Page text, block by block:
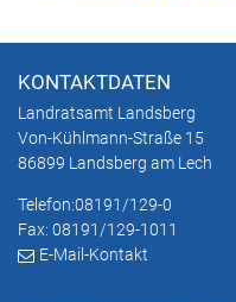
KONTAKTDATEN
Landratsamt Landsberg
Von-Kühlmann-Straße 15
86899 Landsberg am Lech
Telefon:08191/129-0
Fax: 08191/129-1011
E-Mail-Kontakt